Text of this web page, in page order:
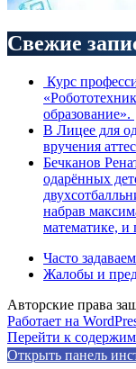
Свежие
Курс
образование».
В Лицее для
вручения
Бечканов
одарённых
набрав
математике,
Часто
Жалобы и
Авторские права
Работает на
Перейти к
Открыть панель